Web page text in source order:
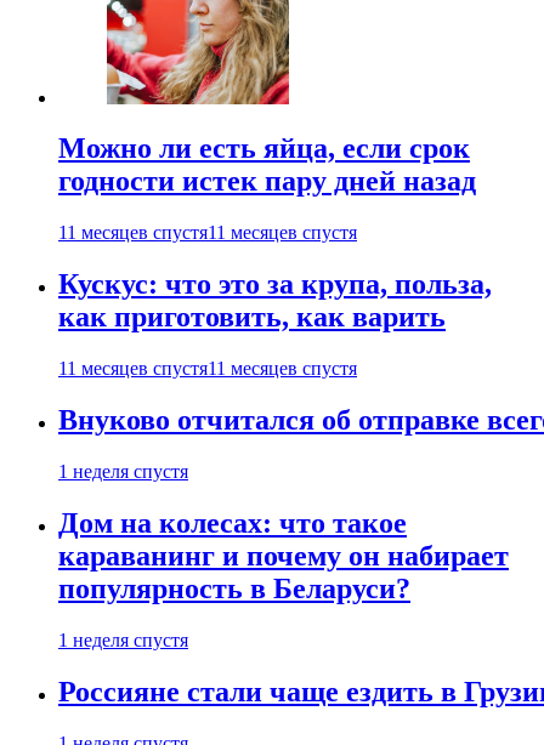
Можно ли есть яйца, если срок
годности истек пару дней назад
11 месяцев спустя11 месяцев спустя
Кускус: что это за крупа, польза,
как приготовить, как варить
11 месяцев спустя11 месяцев спустя
Внуково отчитался об отправке
1 неделя спустя
Дом на колесах: что такое
караванинг и почему он набирает
популярность в Беларуси?
1 неделя спустя
Россияне стали чаще ездить в